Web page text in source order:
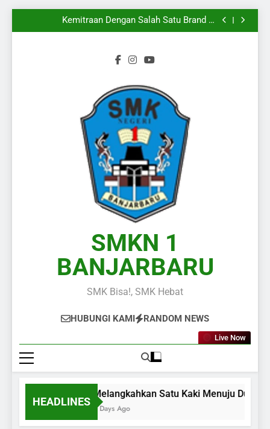
Mengiringi
Melangkahkan Satu Kaki Menuju Dunia Kerja
Yang Sesungguhnya
Kemitraan Dengan Salah Satu Brand di
Kalimantan Selatan
Wakili Kalimantan Selatan pada Presentasi KPLB
Melangkahkan Satu Kaki Menuju Dunia Kerja
Yang Sesungguhnya
Kemitraan Dengan Salah Satu Brand di
BKN Periode Agustus 2026
Langkah Baru Dimulai, Semangat Baru Pun
SMKN 1
BANJARBARU
SMK Bisa!, SMK Hebat
HUBUNGI KAMI RANDOM NEWS
Live Now
HEADLINES
Melangkahkan Satu Kaki Menuju Dunia
2 Days Ago